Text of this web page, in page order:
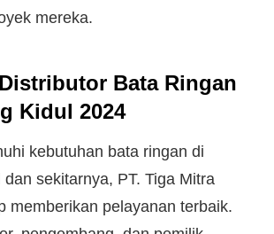
mereka.
Bata Ringan
Kidul 2024
kebutuhan bata ringan di
sekitarnya, PT. Tiga Mitra
memberikan pelayanan terbaik.